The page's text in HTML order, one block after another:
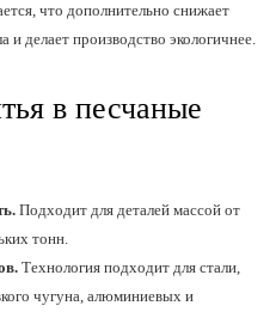
что дополнительно снижает
и делает производство экологичнее.
в песчаные
Подходит для деталей массой от
тонн.
Технология подходит для стали,
чугуна, алюминиевых и